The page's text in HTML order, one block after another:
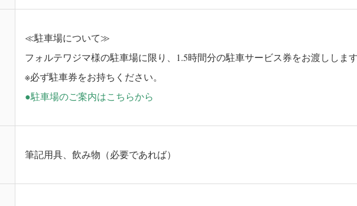
≪駐車場について≫
フォルテワジマ様の駐車場に限り、1.5時間分の駐車サービス券をお渡ししま
※必ず駐車券をお持ちください。
●駐車場のご案内はこちらから
筆記用具、飲み物（必要であれば）